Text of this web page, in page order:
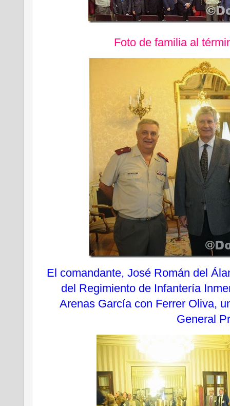
Foto de familia al
El comandante, José Román del
del Regimiento de Infantería
Arenas García con Ferrer Oliva,
General